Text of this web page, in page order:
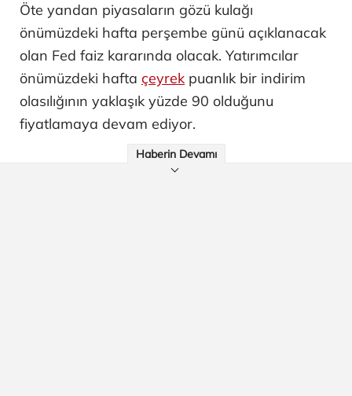
Öte yandan piyasaların gözü kulağı
önümüzdeki hafta perşembe günü açıklanacak
olan Fed faiz kararında olacak. Yatırımcılar
önümüzdeki hafta çeyrek puanlık bir indirim
olasılığının yaklaşık yüzde 90 olduğunu
fiyatlamaya devam ediyor.
Haberin Devamı